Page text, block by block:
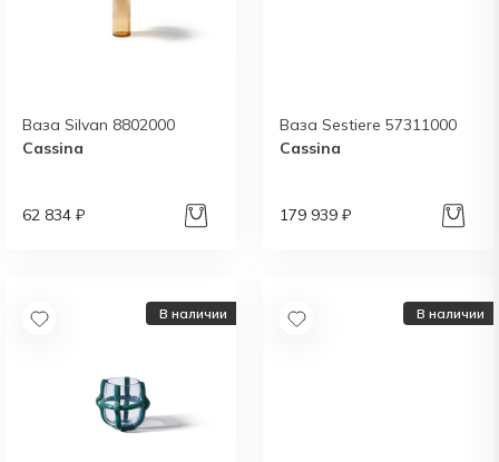
Ваза Silvan 8802000
Cassina
62 834 ₽
Ваза Sestiere 57311000
Cassina
179 939 ₽
В наличии В наличии